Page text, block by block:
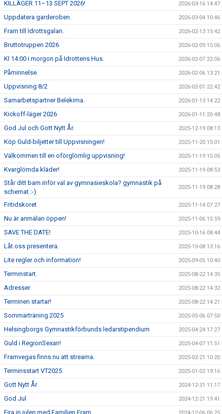
KILLÄGER 11–13 SEPT 2026! 2026-03-16 14:47
Uppdatera garderoben. 2026-03-04 10:46
Fram till Idrottsgalan. 2026-02-13 15:42
Bruttotruppen 2026 2026-02-09 15:06
Kl 14:00 i morgon på Idrottens Hus. 2026-02-07 22:06
Påminnelse. 2026-02-06 13:21
Uppvisning 8/2 2026-02-01 22:42
Samarbetspartner Belekima. 2026-01-13 14:22
Kickoff-läger 2026 2026-01-11 20:48
God Jul och Gott Nytt År. 2025-12-19 08:13
Köp Guld-biljetter till Uppvisningen! 2025-11-20 15:01
Välkommen till en oförglömlig uppvisning! 2025-11-19 15:05
Kvarglömda kläder! 2025-11-19 08:53
Står ditt barn inför val av gymnasieskola? gymnastik på
schemat :-)
2025-11-19 08:28
Fritidskoret 2025-11-14 07:27
Nu är anmälan öppen! 2025-11-06 15:59
SAVE THE DATE! 2025-10-16 08:44
Låt oss presentera. 2025-10-08 13:16
Lite regler och information! 2025-09-05 10:40
Terminstart. 2025-08-22 14:35
Adresser 2025-08-22 14:32
Terminen startar! 2025-08-22 14:21
Sommarträning 2025 2025-05-06 07:50
Helsingborgs Gymnastikförbunds ledarstipendium 2025-04-24 17:27
Guld i RegionSexan! 2025-04-07 11:51
Framvegas finns nu att streama. 2025-02-21 10:20
Terminsstart VT2025 2025-01-02 19:16
Gott Nytt År 2024-12-31 11:17
God Jul 2024-12-21 19:41
Fira in julen med Familjen Fram 2024-12-06 06:25